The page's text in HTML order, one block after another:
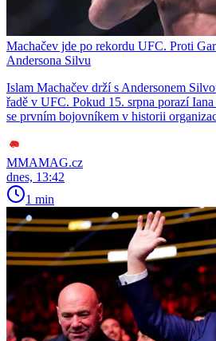
Machačev jde po rekordu UFC. Proti
Andersona Silvu
Islam Machačev drží s Andersonem
řadě v UFC. Pokud 15. srpna porazí
se prvním bojovníkem v historii
MMAMAG.cz
dnes, 13:42
1 min